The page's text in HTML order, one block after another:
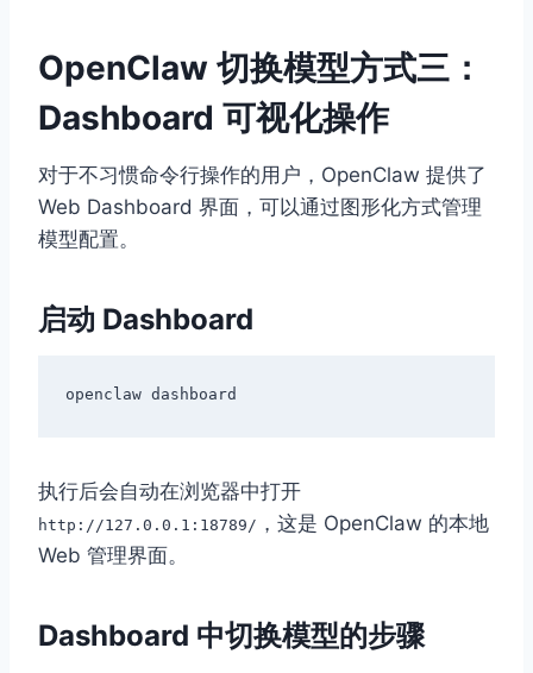
OpenClaw 切换模型方式三：
Dashboard 可视化操作
对于不习惯命令行操作的用户，OpenClaw 提供了
Web Dashboard 界面，可以通过图形化方式管理
模型配置。
启动 Dashboard
执行后会自动在浏览器中打开
http://127.0.0.1:18789/ ，这是 OpenClaw 的本地
Web 管理界面。
Dashboard 中切换模型的步骤